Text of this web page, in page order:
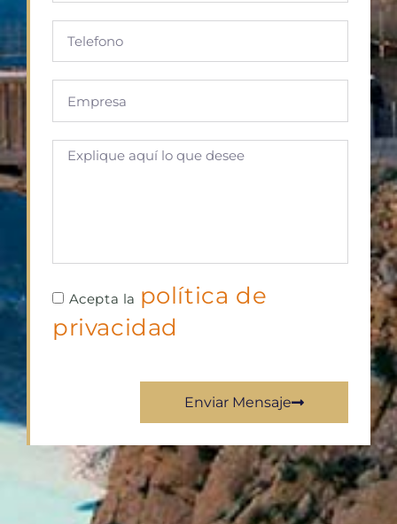
Acepta la política de
privacidad
Enviar Mensaje